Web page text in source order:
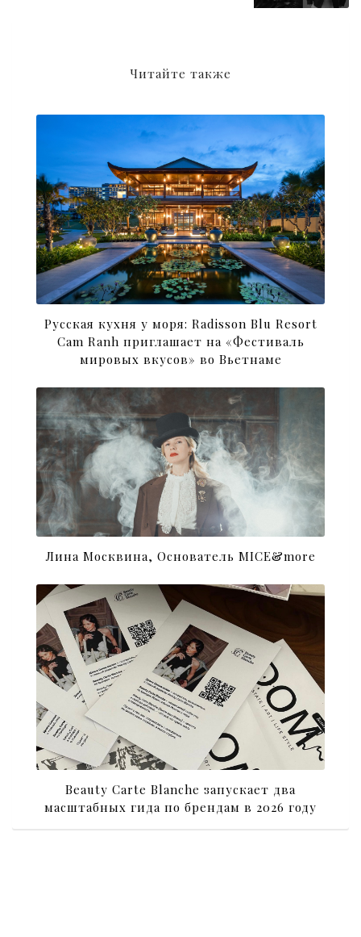
Читайте также
Русская кухня у моря: Radisson Blu Resort
Cam Ranh приглашает на «Фестиваль
мировых вкусов» во Вьетнаме
Лина Москвина, Основатель MICE&more
Beauty Carte Blanche запускает два
масштабных гида по брендам в 2026 году